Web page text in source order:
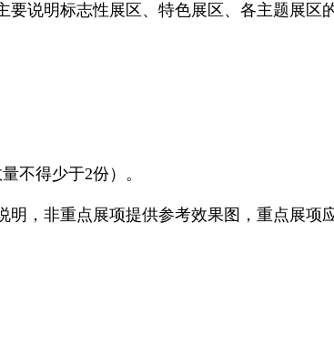
明标志性展区、特色展区、各主题展区
不得少于2份）。
非重点展项提供参考效果图，重点展项